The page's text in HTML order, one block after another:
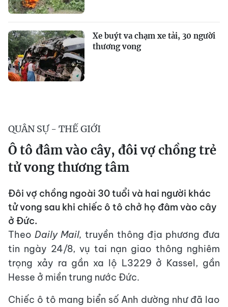
Xe buýt va chạm xe tải, 30 người
thương vong
QUÂN SỰ - THẾ GIỚI
Ô tô đâm vào cây, đôi vợ chồng trẻ
tử vong thương tâm
Đôi vợ chồng ngoài 30 tuổi và hai người khác
tử vong sau khi chiếc ô tô chở họ đâm vào cây
ở Đức.
Theo Daily Mail, truyền thông địa phương đưa
tin ngày 24/8, vụ tai nạn giao thông nghiêm
trọng xảy ra gần xa lộ L3229 ở Kassel, gần
Hesse ở miền trung nước Đức.
Chiếc ô tô mang biển số Anh dường như đã lao